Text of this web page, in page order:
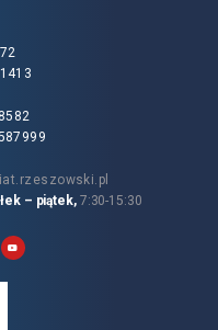
– piątek, 7:30-15:30